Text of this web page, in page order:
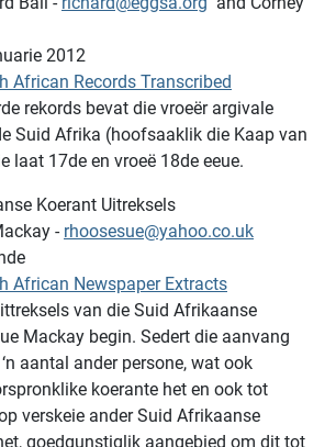
2012
African Records Transcribed
rekords bevat die vroeër argivale
Suid Afrika (hoofsaaklik die Kaap van
laat 17de en vroeë 18de eeue.
Koerant Uitreksels
- rhoosesue@yahoo.co.uk
African Newspaper Extracts
van die Suid Afrikaanse
Mackay begin. Sedert die aanvang
aantal ander persone, wat ook
koerante het en ook tot
verskeie ander Suid Afrikaanse
goedgunstiglik aangebied om dit tot